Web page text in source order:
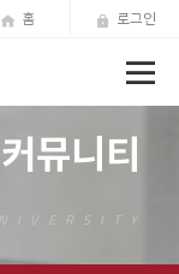
홈 로그인
커뮤니티